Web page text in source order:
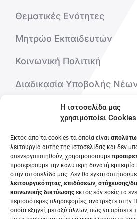
Η ιστοσελίδα μας
χρησιμοποίει Cookies
Εκτός από τα cookies τα οποία είναι
λειτουργία αυτής της ιστοσελίδας και δεν
απενεργοποιηθούν, χρησιμοποιούμε
προσφέρουμε την καλύτερη δυνατή
στην ιστοσελίδα μας. Δεν θα εγκαταστήσουμε
λειτουργικότητας, επιδόσεων, στόχευσης/
κοινωνικής δικτύωσης εκτός εάν εσείς τα
περισσότερες πληροφορίες, ανατρέξτε στην
οποία εξηγεί, μεταξύ άλλων, πώς να ορίσετε
Θεματικές Ενότητες
Μητρώο Εκπαιδευτών
Κοινωνική Πολιτική
Διαδικασία Υποβολής
Ποιοι είμαστε
Επικοινωνήστε μαζί μας
Συχνές Ερωτήσεις